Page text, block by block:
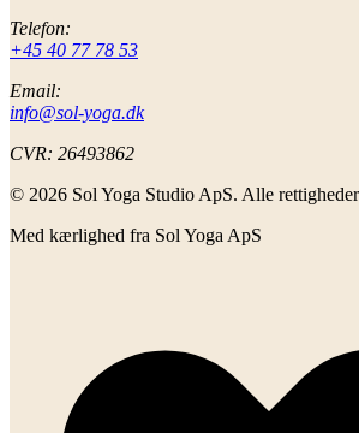
Telefon:
+45 40 77 78 53
Email:
info@sol-yoga.dk
CVR: 26493862
© 2026 Sol Yoga Studio ApS. Alle
Med kærlighed fra Sol Yoga ApS